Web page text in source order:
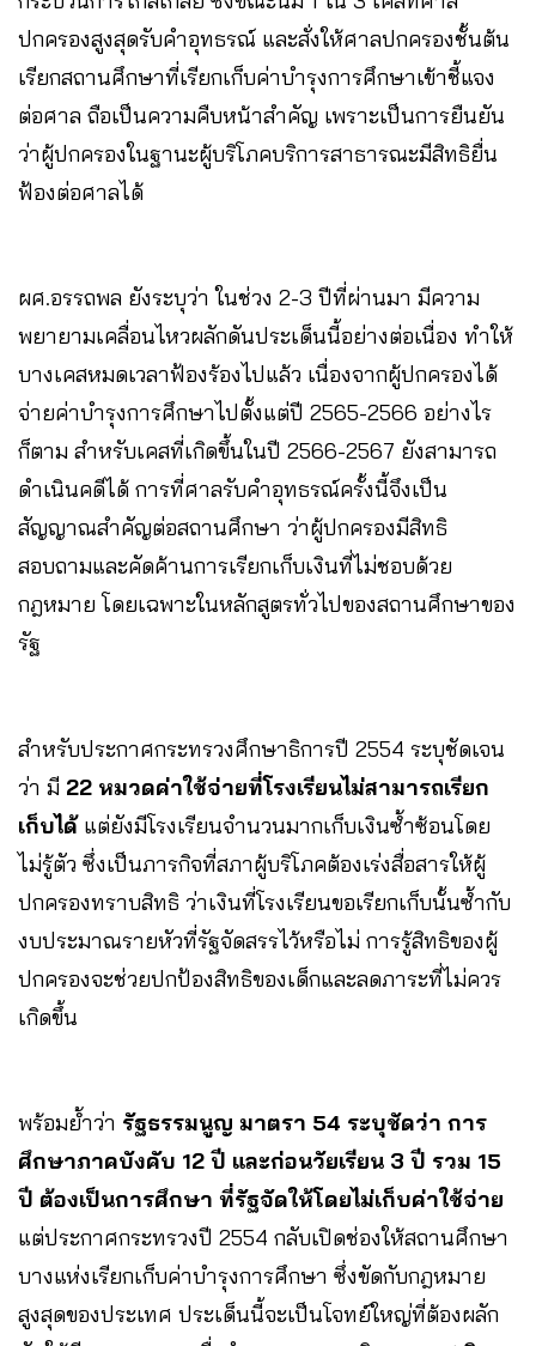
ปกครองสูงสุดรับคำอุทธรณ์ และสั่งให้ศาลปกครองชั้นต้น
เรียกสถานศึกษาที่เรียกเก็บค่าบำรุงการศึกษาเข้าชี้แจง
ต่อศาล ถือเป็นความคืบหน้าสำคัญ เพราะเป็นการยืนยัน
ว่าผู้ปกครองในฐานะผู้บริโภคบริการสาธารณะมีสิทธิยื่น
ฟ้องต่อศาลได้
ผศ.อรรถพล ยังระบุว่า ในช่วง 2-3 ปีที่ผ่านมา มีความ
พยายามเคลื่อนไหวผลักดันประเด็นนี้อย่างต่อเนื่อง ทำให้
บางเคสหมดเวลาฟ้องร้องไปแล้ว เนื่องจากผู้ปกครองได้
จ่ายค่าบำรุงการศึกษาไปตั้งแต่ปี 2565-2566 อย่างไร
ก็ตาม สำหรับเคสที่เกิดขึ้นในปี 2566-2567 ยังสามารถ
ดำเนินคดีได้ การที่ศาลรับคำอุทธรณ์ครั้งนี้จึงเป็น
สัญญาณสำคัญต่อสถานศึกษา ว่าผู้ปกครองมีสิทธิ
สอบถามและคัดค้านการเรียกเก็บเงินที่ไม่ชอบด้วย
กฎหมาย โดยเฉพาะในหลักสูตรทั่วไปของสถานศึกษาของ
รัฐ
สำหรับประกาศกระทรวงศึกษาธิการปี 2554 ระบุชัดเจน
ว่า มี 22 หมวดค่าใช้จ่ายที่โรงเรียนไม่สามารถเรียก
เก็บได้แต่ยังมีโรงเรียนจำนวนมากเก็บเงินซ้ำซ้อนโดย
ไม่รู้ตัว ซึ่งเป็นภารกิจที่สภาผู้บริโภคต้องเร่งสื่อสารให้ผู้
ปกครองทราบสิทธิ ว่าเงินที่โรงเรียนขอเรียกเก็บนั้นซ้ำกับ
งบประมาณรายหัวที่รัฐจัดสรรไว้หรือไม่ การรู้สิทธิของผู้
ปกครองจะช่วยปกป้องสิทธิของเด็กและลดภาระที่ไม่ควร
เกิดขึ้น
พร้อมย้ำว่า รัฐธรรมนูญ มาตรา 54 ระบุชัดว่า การ
ศึกษาภาคบังคับ 12 ปี และก่อนวัยเรียน 3 ปี รวม 15
ปี ต้องเป็นการศึกษา ที่รัฐจัดให้โดยไม่เก็บค่าใช้จ่าย
แต่ประกาศกระทรวงปี 2554 กลับเปิดช่องให้สถานศึกษา
บางแห่งเรียกเก็บค่าบำรุงการศึกษา ซึ่งขัดกับกฎหมาย
สูงสุดของประเทศ ประเด็นนี้จะเป็นโจทย์ใหญ่ที่ต้องผลัก